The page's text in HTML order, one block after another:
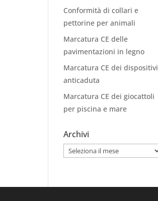
Conformità di collari e
pettorine per animali
Marcatura CE delle
pavimentazioni in legno
Marcatura CE dei dispositivi
anticaduta
Marcatura CE dei giocattoli
per piscina e mare
Archivi
Archivi